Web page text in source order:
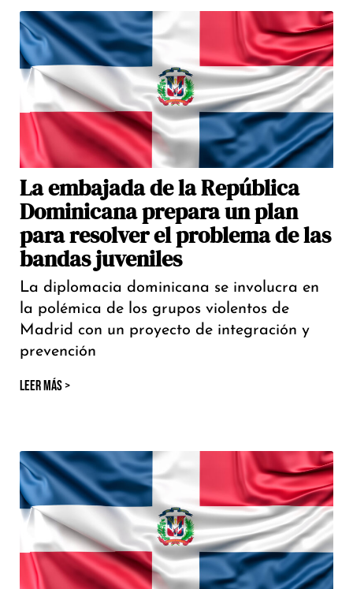
La embajada de la República
Dominicana prepara un plan
para resolver el problema de las
bandas juveniles
La diplomacia dominicana se involucra en
la polémica de los grupos violentos de
Madrid con un proyecto de integración y
prevención
LEER MÁS >